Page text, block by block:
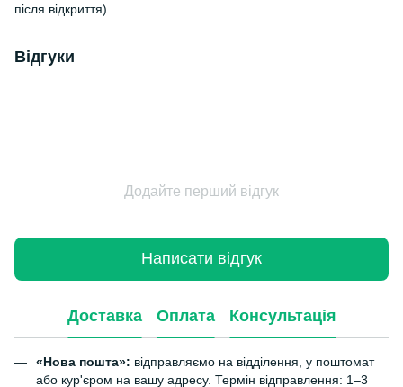
після відкриття).
Відгуки
Додайте перший відгук
Написати відгук
Доставка Оплата Консультація
«Нова пошта»: відправляємо на відділення, у поштомат
або кур'єром на вашу адресу. Термін відправлення: 1–3